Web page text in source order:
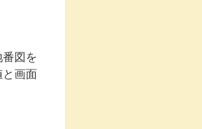
図を
画面